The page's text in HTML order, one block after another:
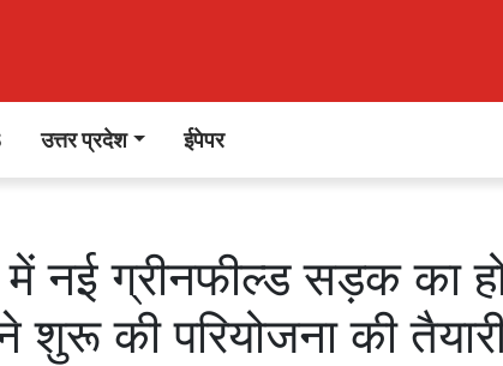
उत्तर प्रदेश ईपेपर
नई ग्रीनफील्ड सड़क का
शुरू की परियोजना की